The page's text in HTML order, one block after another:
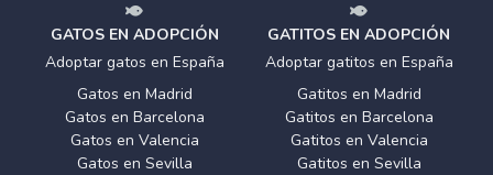
GATOS EN ADOPCIÓN
Adoptar gatos en España
Gatos en Madrid
Gatos en Barcelona
Gatos en Valencia
Gatos en Sevilla
GATITOS EN ADOPCIÓN
Adoptar gatitos en España
Gatitos en Madrid
Gatitos en Barcelona
Gatitos en Valencia
Gatitos en Sevilla